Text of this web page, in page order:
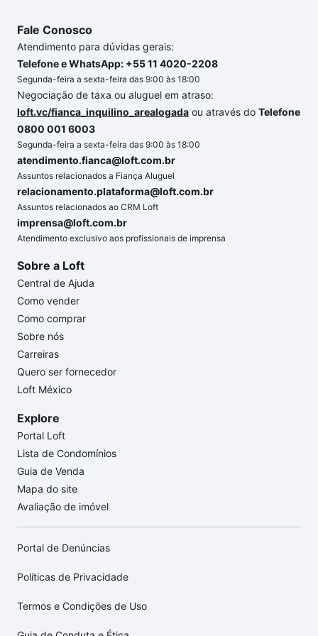
Fale Conosco
Atendimento para dúvidas gerais:
Telefone e WhatsApp: +55 11 4020-2208
Segunda-feira a sexta-feira das 9:00 às 18:00
Negociação de taxa ou aluguel em atraso:
loft.vc/fianca_inquilino_arealogada ou através do Telefone
0800 001 6003
Segunda-feira a sexta-feira das 9:00 às 18:00
atendimento.fianca@loft.com.br
Assuntos relacionados a Fiança Aluguel
relacionamento.plataforma@loft.com.br
Assuntos relacionados ao CRM Loft
imprensa@loft.com.br
Atendimento exclusivo aos profissionais de imprensa
Sobre a Loft
Central de Ajuda
Como vender
Como comprar
Sobre nós
Carreiras
Quero ser fornecedor
Loft México
Explore
Portal Loft
Lista de Condomínios
Guia de Venda
Mapa do site
Avaliação de imóvel
Portal de Denúncias
Políticas de Privacidade
Termos e Condições de Uso